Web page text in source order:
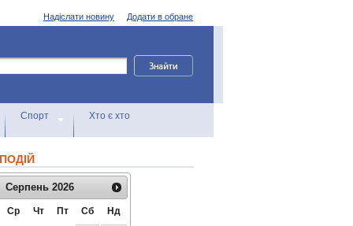
Додати в обране
Надіслати новину
Спорт Хто є хто
Серпень 2026
Ср Чт Пт Сб
Нд